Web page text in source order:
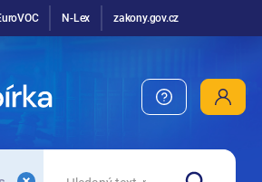
N-Lex zakony.gov.cz